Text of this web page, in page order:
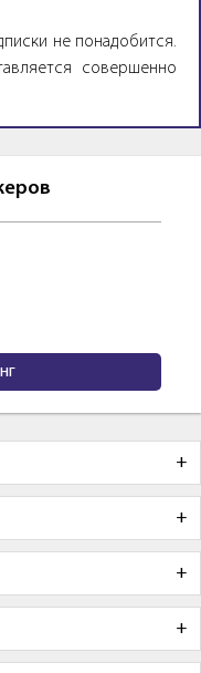
не понадобится.
совершенно